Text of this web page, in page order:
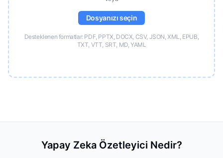
Dosyanızı seçin
Desteklenen formatlar: PDF, PPTX, DOCX, CSV, JSON, XML, EPUB,
TXT, VTT, SRT, MD, YAML
Yapay Zeka Özetleyici Nedir?